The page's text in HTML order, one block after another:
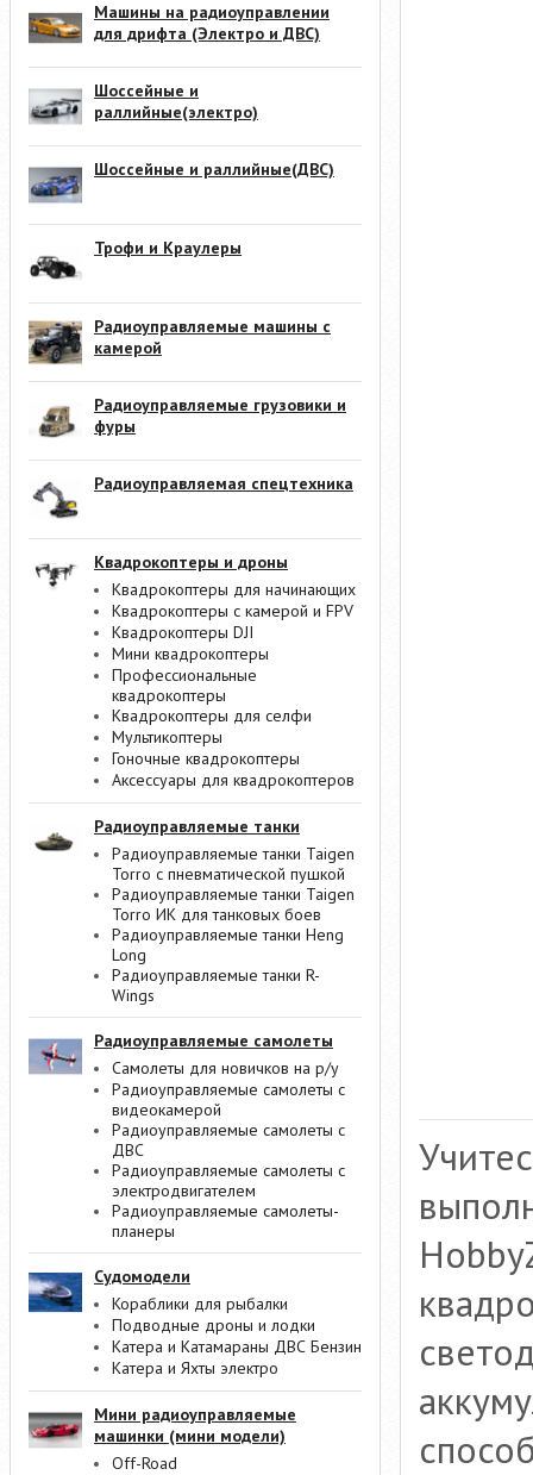
Машины на радиоуправлении
для дрифта (Электро и ДВС)
Шоссейные и
раллийные(электро)
Шоссейные и раллийные(ДВС)
Трофи и Краулеры
Радиоуправляемые машины с
камерой
Радиоуправляемые грузовики и
фуры
Радиоуправляемая спецтехника
Квадрокоптеры и дроны
Квадрокоптеры для начинающих
Квадрокоптеры с камерой и FPV
Квадрокоптеры DJI
Мини квадрокоптеры
Профессиональные
квадрокоптеры
Квадрокоптеры для селфи
Мультикоптеры
Гоночные квадрокоптеры
Аксессуары для квадрокоптеров
Радиоуправляемые танки
Радиоуправляемые танки Taigen
Torro с пневматической пушкой
Радиоуправляемые танки Taigen
Torro ИК для танковых боев
Радиоуправляемые танки Heng
Long
Радиоуправляемые танки R-
Wings
Радиоуправляемые самолеты
Самолеты для новичков на р/у
Радиоуправляемые самолеты с
видеокамерой
Радиоуправляемые самолеты с
ДВС
Радиоуправляемые самолеты с
электродвигателем
Радиоуправляемые самолеты-
планеры
Судомодели
Кораблики для рыбалки
Подводные дроны и лодки
Катера и Катамараны ДВС Бензин
Катера и Яхты электро
Мини радиоуправляемые
машинки (мини модели)
Off-Road